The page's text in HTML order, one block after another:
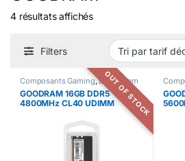
4 résultats affichés
Filters
Composants Gaming,DDR5, Ram
GOODRAM 16GB DDR5
4800MHz CL40 UDIMMOUT OF STOCK